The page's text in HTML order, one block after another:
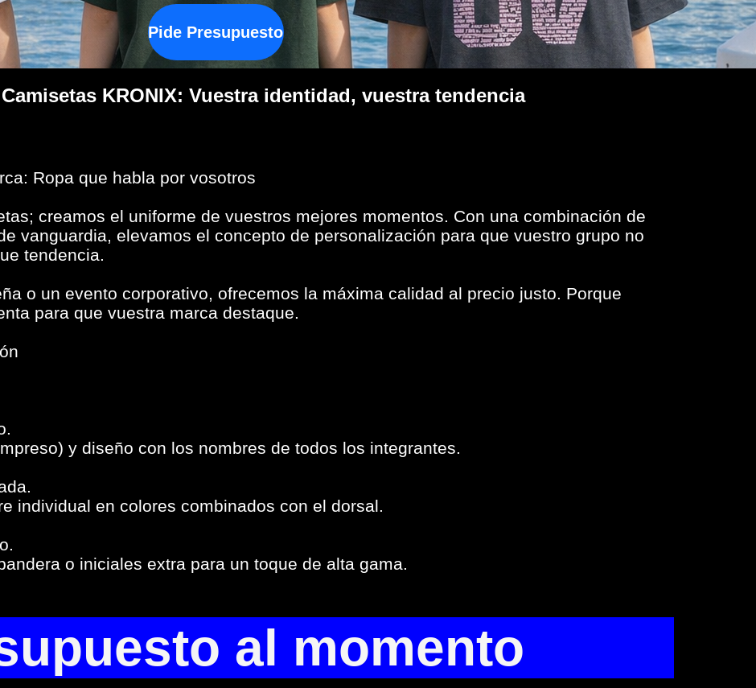
Pide Presupuesto
KRONIX: Vuestra identidad, vuestra tendencia
Ropa que habla por vosotros
creamos el uniforme de vuestros mejores momentos. Con una combinación de
vanguardia, elevamos el concepto de personalización para que vuestro grupo no
tendencia.
o un evento corporativo, ofrecemos la máxima calidad al precio justo. Porque
para que vuestra marca destaque.
y diseño con los nombres de todos los integrantes.
individual en colores combinados con el dorsal.
o iniciales extra para un toque de alta gama.
al momento